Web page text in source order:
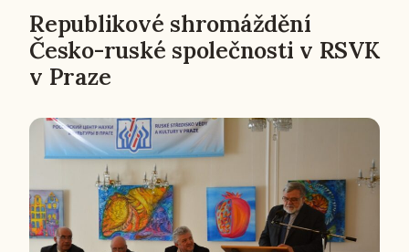
Republikové shromáždění
Česko-ruské společnosti v RSVK
v Praze